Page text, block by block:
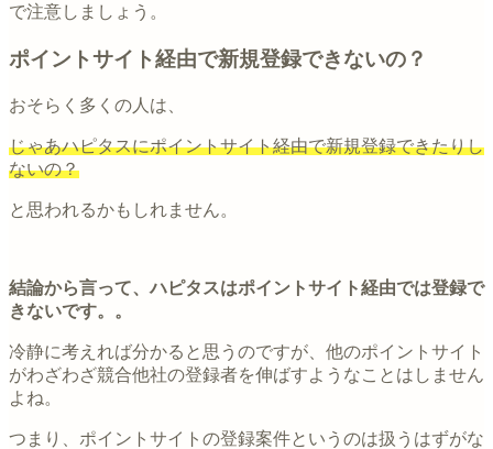
で注意しましょう。
ポイントサイト経由で新規登録できないの？
おそらく多くの人は、
じゃあハピタスにポイントサイト経由で新規登録できたりし
ないの？
と思われるかもしれません。
結論から言って、ハピタスはポイントサイト経由では登録で
きないです。。
冷静に考えれば分かると思うのですが、他のポイントサイト
がわざわざ競合他社の登録者を伸ばすようなことはしません
よね。
つまり、ポイントサイトの登録案件というのは扱うはずがな